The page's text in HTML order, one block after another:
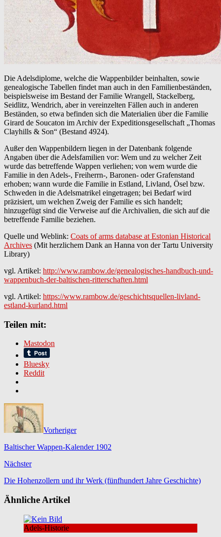
Die Adelsdiplome, welche die Wappenbilder beinhalten, sowie
genealogische Tabellen findet man auch in den Familienbeständen,
beispielsweise im Bestand der Familie Wrangell, Stackelberg,
Seidlitz, Wendrich, aber in vereinzelten Fällen auch in anderen
Beständen, so etwa befinden sich die Materialien über die Familie
Girard de Soucaton im Archiv der Expeditionsgesellschaft „Thomas
Clayhills & Son“ (Bestand 4924).
Außer den Wappenbildern liegen in der Datenbank folgende
Angaben über die Adelsfamilien vor: Wem und zu welcher Zeit
wurde das betreffende Wappen verliehen; von wem wurde die
Familie in den Adels-, Freiherrn-, Baronen- oder Grafenstand
erhoben; wann wurde die Familie in Estland, Livland, Ösel bzw.
Schweden in die Adelsmatrikel eingetragen; bei Bedarf wird
präzisiert, um welchen Zweig der Familie es sich handelt;
hinzugefügt sind die Verweise auf die Archivalien, die sich auf die
betreffende Familie beziehen.
Quelle und Weblink: Coats of arms database at Estonian Historical
Archives (Mit herzlichem Dank an Hanna von der Tartu University
Library)
vgl. Artikel: http://www.rambow.de/genealogisches-handbuch-und-
wappenbuch-der-baltischen-ritterschaften.html
vgl. Artikel: https://www.rambow.de/geschichtsquellen-livland-
estland-kurland.html
Teilen mit:
Mastodon
Bluesky
Reddit
Vorheriger
Baltischer Wappen-Kalender 1902
Nächster
Die Hohenzollern und ihr Werk (fünfhundert Jahre Geschichte)
Ähnliche Artikel
Adels-Historie